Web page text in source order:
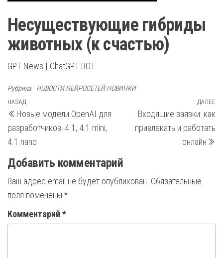
Несуществующие гибриды
животных (к счастью)
GPT News | ChatGPT BOT
Рубрика НОВОСТИ НЕЙРОСЕТЕЙ НОВИНКИ
Навигация
по
записям
Предыдущая
запись
НАЗАД
Новые модели OpenAI для
разработчиков: 4.1, 4.1 mini,
4.1 nano
ДАЛЕЕ
Входящие заявки: как
привлекать и работать
онлайн
Добавить комментарий
Ваш адрес email не будет опубликован. Обязательные
поля помечены *
Комментарий *